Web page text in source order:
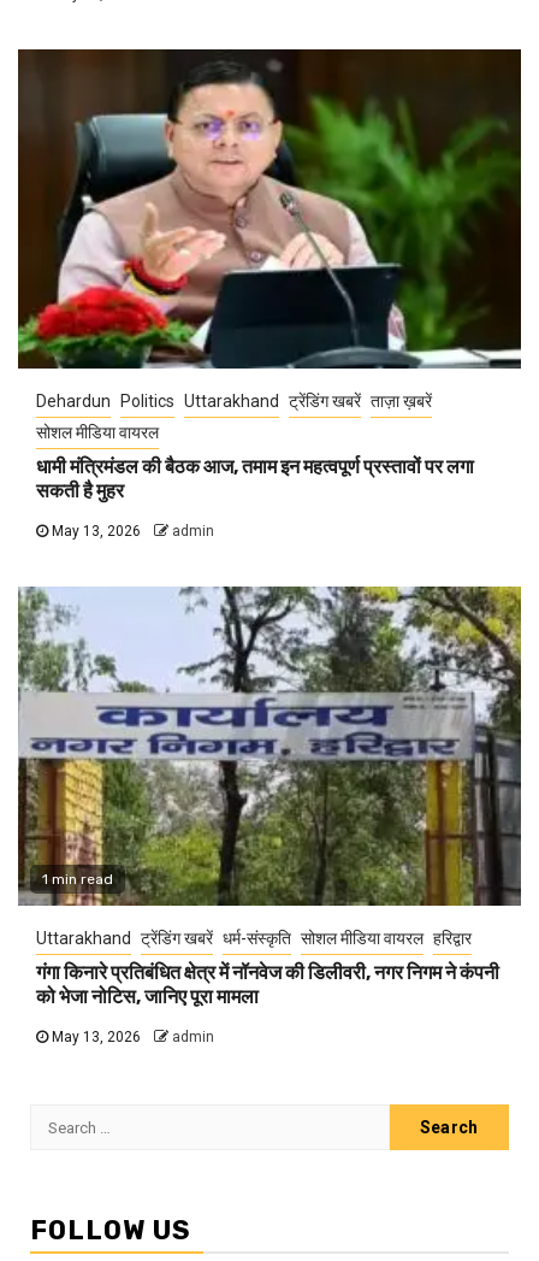
Dehardun Politics Uttarakhand ट्रेंडिंग खबरें ताज़ा ख़बरें
सोशल मीडिया वायरल
धामी मंत्रिमंडल की बैठक आज, तमाम इन महत्वपूर्ण प्रस्तावों पर लगा
सकती है मुहर
May 13, 2026 admin
1 min read
Uttarakhand ट्रेंडिंग खबरें धर्म-संस्कृति सोशल मीडिया वायरल हरिद्वार
गंगा किनारे प्रतिबंधित क्षेत्र में नॉनवेज की डिलीवरी, नगर निगम ने कंपनी
को भेजा नोटिस, जानिए पूरा मामला
May 13, 2026 admin
Search
FOLLOW US